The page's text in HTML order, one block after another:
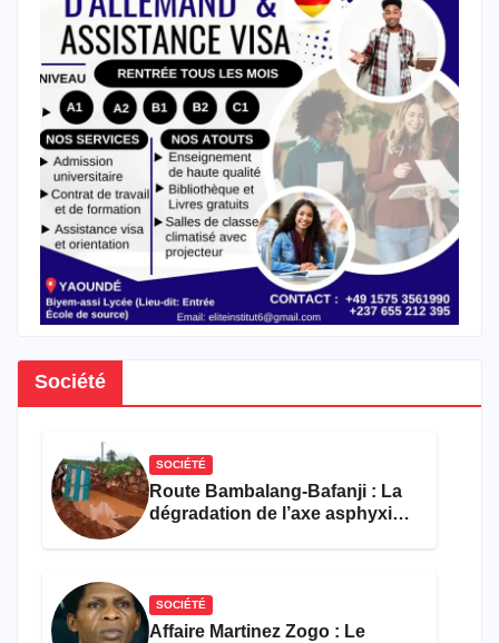
Société
SOCIÉTÉ
Route Bambalang-Bafanji : La
dégradation de l’axe asphyxie
SOCIÉTÉ
Affaire Martinez Zogo : Le